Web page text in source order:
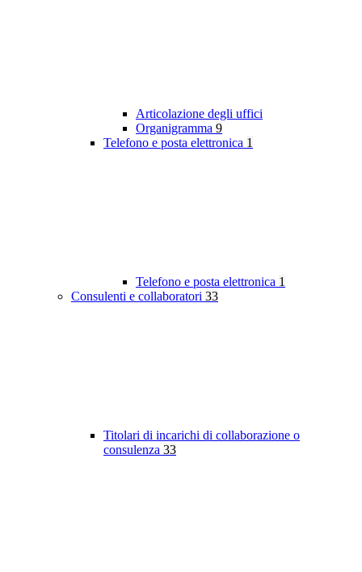
Articolazione degli uffici
Organigramma 9
Telefono e posta elettronica 1
Telefono e posta elettronica 1
Consulenti e collaboratori 33
Titolari di incarichi di collaborazione o
consulenza 33